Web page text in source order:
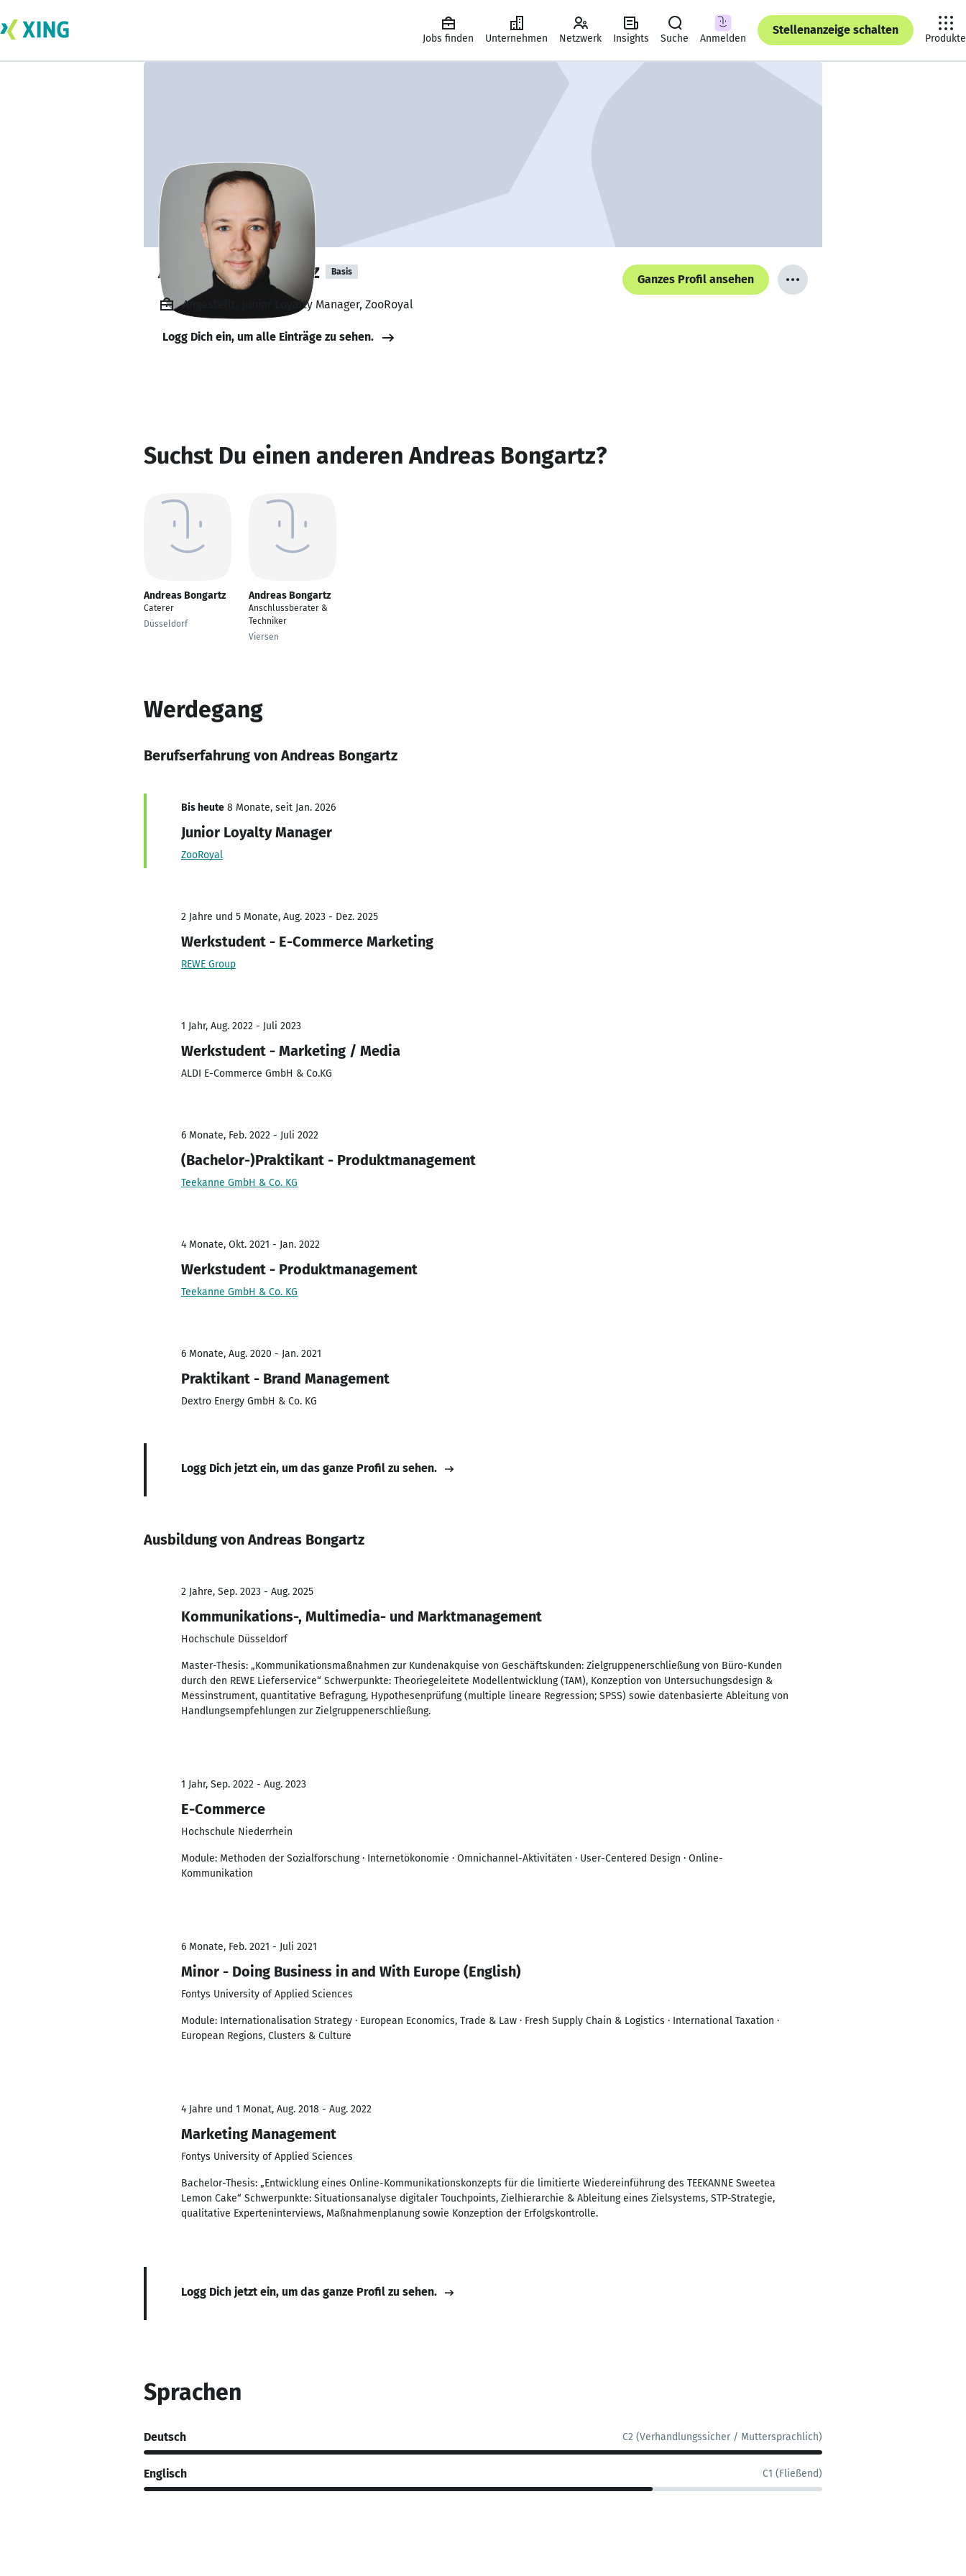
Jobs finden Unternehmen Netzwerk Insights Suche Anmelden
Stellenanzeige schalten
Produkte
Andreas Bongartz Basis
Ganzes Profil ansehen
Angestellt, Junior Loyalty Manager, ZooRoyal
Logg Dich ein, um alle Einträge zu sehen.
Suchst Du einen anderen Andreas Bongartz?
Andreas Bongartz
Caterer
Düsseldorf
Andreas Bongartz
Anschlussberater &
Techniker
Viersen
Werdegang
Berufserfahrung von Andreas Bongartz
Bis heute 8 Monate, seit Jan. 2026
Junior Loyalty Manager
ZooRoyal
2 Jahre und 5 Monate, Aug. 2023 - Dez. 2025
Werkstudent - E-Commerce Marketing
REWE Group
1 Jahr, Aug. 2022 - Juli 2023
Werkstudent - Marketing / Media
ALDI E-Commerce GmbH & Co.KG
6 Monate, Feb. 2022 - Juli 2022
(Bachelor-)Praktikant - Produktmanagement
Teekanne GmbH & Co. KG
4 Monate, Okt. 2021 - Jan. 2022
Werkstudent - Produktmanagement
Teekanne GmbH & Co. KG
6 Monate, Aug. 2020 - Jan. 2021
Praktikant - Brand Management
Dextro Energy GmbH & Co. KG
Logg Dich jetzt ein, um das ganze Profil zu sehen.
Ausbildung von Andreas Bongartz
2 Jahre, Sep. 2023 - Aug. 2025
Kommunikations-, Multimedia- und Marktmanagement
Hochschule Düsseldorf
Master-Thesis: „Kommunikationsmaßnahmen zur Kundenakquise von Geschäftskunden: Zielgruppenerschließung von Büro-Kunden
durch den REWE Lieferservice“ Schwerpunkte: Theoriegeleitete Modellentwicklung (TAM), Konzeption von Untersuchungsdesign &
Messinstrument, quantitative Befragung, Hypothesenprüfung (multiple lineare Regression; SPSS) sowie datenbasierte Ableitung von
Handlungsempfehlungen zur Zielgruppenerschließung.
1 Jahr, Sep. 2022 - Aug. 2023
E-Commerce
Hochschule Niederrhein
Module: Methoden der Sozialforschung · Internetökonomie · Omnichannel-Aktivitäten · User-Centered Design · Online-
Kommunikation
6 Monate, Feb. 2021 - Juli 2021
Minor - Doing Business in and With Europe (English)
Fontys University of Applied Sciences
Module: Internationalisation Strategy · European Economics, Trade & Law · Fresh Supply Chain & Logistics · International Taxation ·
European Regions, Clusters & Culture
4 Jahre und 1 Monat, Aug. 2018 - Aug. 2022
Marketing Management
Fontys University of Applied Sciences
Bachelor-Thesis: „Entwicklung eines Online-Kommunikationskonzepts für die limitierte Wiedereinführung des TEEKANNE Sweetea
Lemon Cake“ Schwerpunkte: Situationsanalyse digitaler Touchpoints, Zielhierarchie & Ableitung eines Zielsystems, STP-Strategie,
qualitative Experteninterviews, Maßnahmenplanung sowie Konzeption der Erfolgskontrolle.
Logg Dich jetzt ein, um das ganze Profil zu sehen.
Sprachen
Deutsch C2 (Verhandlungssicher / Muttersprachlich)
Englisch C1 (Fließend)